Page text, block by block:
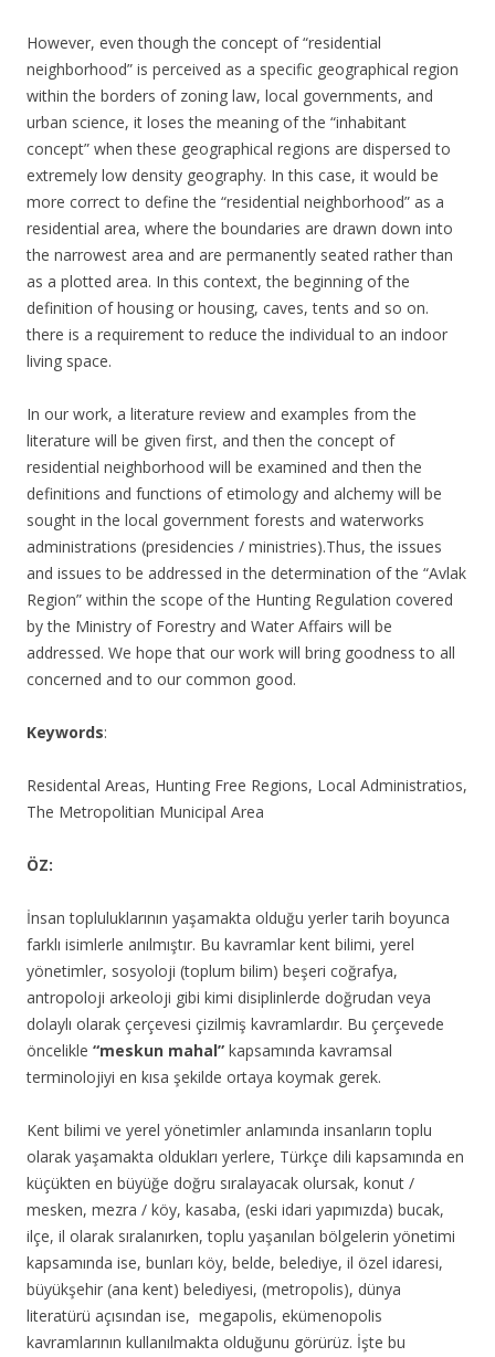
However, even though the concept of “residential
neighborhood” is perceived as a specific geographical region
within the borders of zoning law, local governments, and
urban science, it loses the meaning of the “inhabitant
concept” when these geographical regions are dispersed to
extremely low density geography. In this case, it would be
more correct to define the “residential neighborhood” as a
residential area, where the boundaries are drawn down into
the narrowest area and are permanently seated rather than
as a plotted area. In this context, the beginning of the
definition of housing or housing, caves, tents and so on.
there is a requirement to reduce the individual to an indoor
living space.
In our work, a literature review and examples from the
literature will be given first, and then the concept of
residential neighborhood will be examined and then the
definitions and functions of etimology and alchemy will be
sought in the local government forests and waterworks
administrations (presidencies / ministries).Thus, the issues
and issues to be addressed in the determination of the “Avlak
Region” within the scope of the Hunting Regulation covered
by the Ministry of Forestry and Water Affairs will be
addressed. We hope that our work will bring goodness to all
concerned and to our common good.
Keywords:
Residental Areas, Hunting Free Regions, Local Administratios,
The Metropolitian Municipal Area
ÖZ:
İnsan topluluklarının yaşamakta olduğu yerler tarih boyunca
farklı isimlerle anılmıştır. Bu kavramlar kent bilimi, yerel
yönetimler, sosyoloji (toplum bilim) beşeri coğrafya,
antropoloji arkeoloji gibi kimi disiplinlerde doğrudan veya
dolaylı olarak çerçevesi çizilmiş kavramlardır. Bu çerçevede
öncelikle “meskun mahal” kapsamında kavramsal
terminolojiyi en kısa şekilde ortaya koymak gerek.
Kent bilimi ve yerel yönetimler anlamında insanların toplu
olarak yaşamakta oldukları yerlere, Türkçe dili kapsamında en
küçükten en büyüğe doğru sıralayacak olursak, konut /
mesken, mezra / köy, kasaba, (eski idari yapımızda) bucak,
ilçe, il olarak sıralanırken, toplu yaşanılan bölgelerin yönetimi
kapsamında ise, bunları köy, belde, belediye, il özel idaresi,
büyükşehir (ana kent) belediyesi, (metropolis), dünya
literatürü açısından ise, megapolis, ekümenopolis
kavramlarının kullanılmakta olduğunu görürüz. İşte bu